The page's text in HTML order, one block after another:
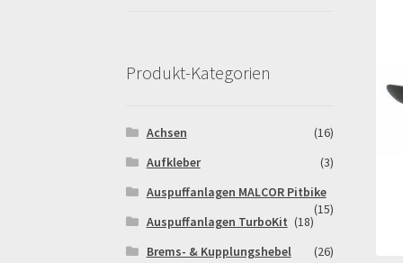
Rennserien-Veranstalter
Produkt-Kategorien
Achsen
(16)
Aufkleber
(3)
Auspuffanlagen MALCOR Pitbike
(15)
Auspuffanlagen TurboKit (18)
Brems- & Kupplungshebel
(26)